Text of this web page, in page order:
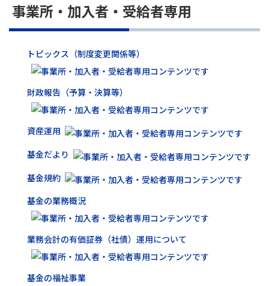
事業所・加入者・受給者専用
トピックス（制度変更関係等）
財政報告（予算・決算等）
資産運用
基金だより
基金規約
基金の業務概況
業務会計の有価証券（社債）運用について
基金の福祉事業